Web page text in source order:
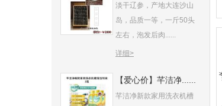
淡干辽参，产地大连沙山
岛，品质一等，一斤50头
左右，泡发后肉......
详细>
【爱心价】芊洁净......
芊洁净新款家用洗衣机槽